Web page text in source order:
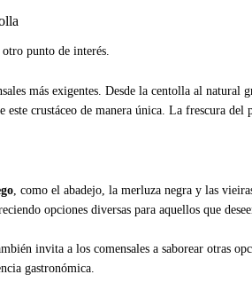
otro punto de interés.
más exigentes. Desde la centolla al
crustáceo de manera única. La frescura
, como el abadejo, la merluza negra y las
opciones diversas para aquellos que
invita a los comensales a saborear otras
gastronómica.